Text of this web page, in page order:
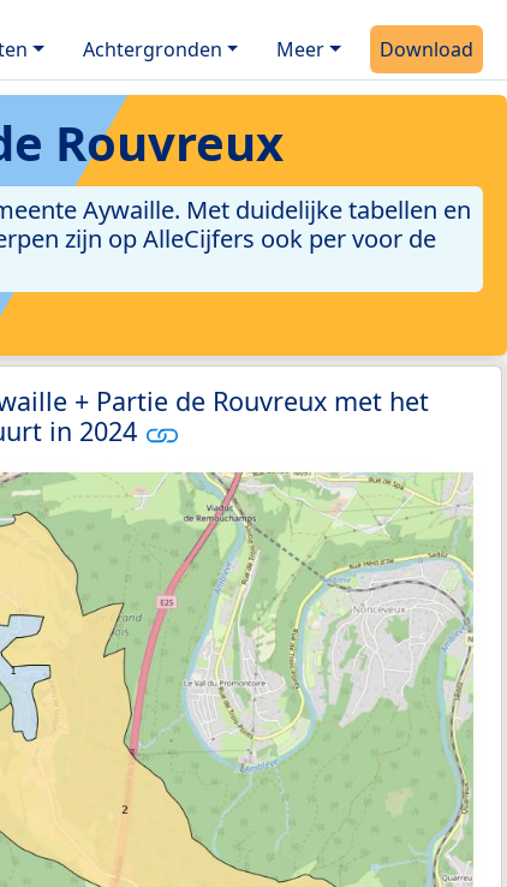
Achtergronden Meer Download
Rouvreux
Aywaille. Met duidelijke tabellen en
zijn op AlleCijfers ook per voor de
+ Partie de Rouvreux met het
in 2024